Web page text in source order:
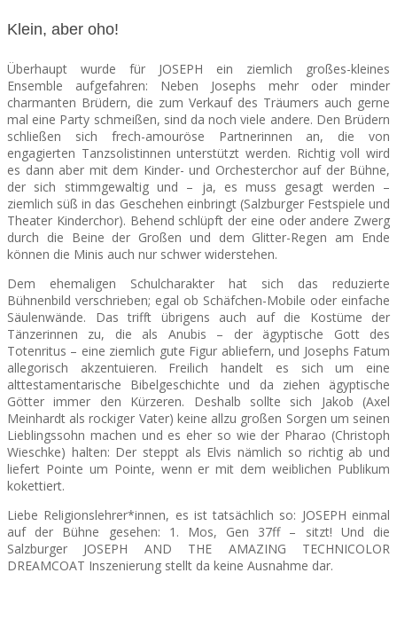
Klein, aber oho!
Überhaupt wurde für JOSEPH ein ziemlich großes-kleines
Ensemble aufgefahren: Neben Josephs mehr oder minder
charmanten Brüdern, die zum Verkauf des Träumers auch gerne
mal eine Party schmeißen, sind da noch viele andere. Den Brüdern
schließen sich frech-amouröse Partnerinnen an, die von
engagierten Tanzsolistinnen unterstützt werden. Richtig voll wird
es dann aber mit dem Kinder- und Orchesterchor auf der Bühne,
der sich stimmgewaltig und – ja, es muss gesagt werden –
ziemlich süß in das Geschehen einbringt (Salzburger Festspiele und
Theater Kinderchor). Behend schlüpft der eine oder andere Zwerg
durch die Beine der Großen und dem Glitter-Regen am Ende
können die Minis auch nur schwer widerstehen.
Dem ehemaligen Schulcharakter hat sich das reduzierte
Bühnenbild verschrieben; egal ob Schäfchen-Mobile oder einfache
Säulenwände. Das trifft übrigens auch auf die Kostüme der
Tänzerinnen zu, die als Anubis – der ägyptische Gott des
Totenritus – eine ziemlich gute Figur abliefern, und Josephs Fatum
allegorisch akzentuieren. Freilich handelt es sich um eine
alttestamentarische Bibelgeschichte und da ziehen ägyptische
Götter immer den Kürzeren. Deshalb sollte sich Jakob (Axel
Meinhardt als rockiger Vater) keine allzu großen Sorgen um seinen
Lieblingssohn machen und es eher so wie der Pharao (Christoph
Wieschke) halten: Der steppt als Elvis nämlich so richtig ab und
liefert Pointe um Pointe, wenn er mit dem weiblichen Publikum
kokettiert.
Liebe Religionslehrer*innen, es ist tatsächlich so: JOSEPH einmal
auf der Bühne gesehen: 1. Mos, Gen 37ff – sitzt! Und die
Salzburger JOSEPH AND THE AMAZING TECHNICOLOR
DREAMCOAT Inszenierung stellt da keine Ausnahme dar.